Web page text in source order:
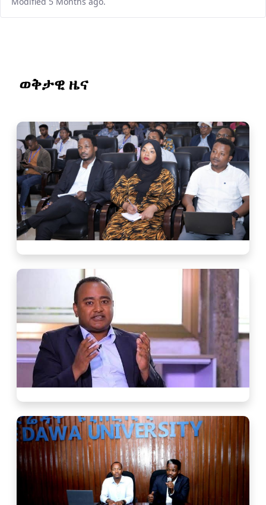
ወቅታዊ ዜና